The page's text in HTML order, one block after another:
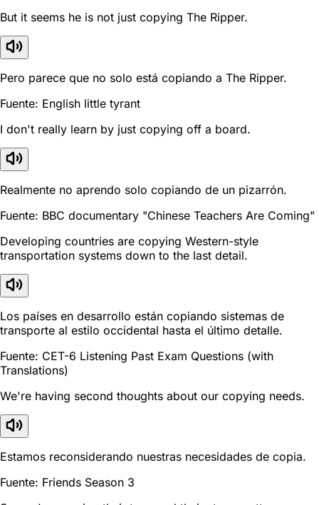
But it seems he is not just copying The Ripper.
Pero parece que no solo está copiando a The Ripper.
Fuente: English little tyrant
I don't really learn by just copying off a board.
Realmente no aprendo solo copiando de un pizarrón.
Fuente: BBC documentary "Chinese Teachers Are Coming"
Developing countries are copying Western-style
transportation systems down to the last detail.
Los países en desarrollo están copiando sistemas de
transporte al estilo occidental hasta el último detalle.
Fuente: CET-6 Listening Past Exam Questions (with
Translations)
We're having second thoughts about our copying needs.
Estamos reconsiderando nuestras necesidades de copia.
Fuente: Friends Season 3